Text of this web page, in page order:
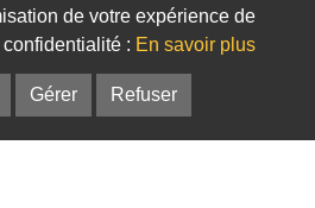
Bagues de centrage
de votre expérience de
: En savoir plus
Gérer Refuser